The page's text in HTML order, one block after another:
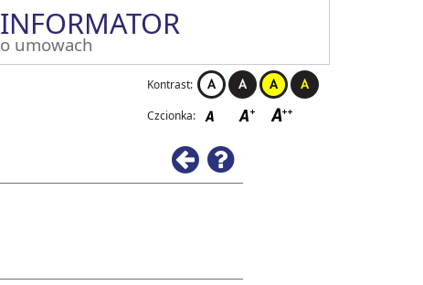
INFORMATOR
o umowach
Kontrast:
Czcionka:
Wstecz
Pomoc